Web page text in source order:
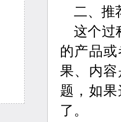
二、推
这个过
的产品
果、内
题，如
了。